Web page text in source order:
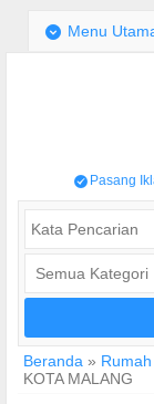
; Menu
/ Pasang
Beranda » Rumah
KOTA MALANG